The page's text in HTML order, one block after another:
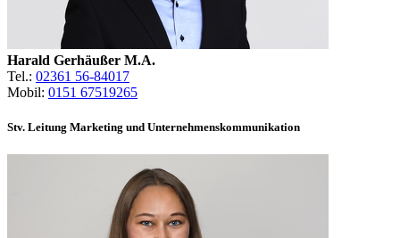
Harald Gerhäußer M.A.
Tel.: 02361 56-84017
Mobil: 0151 67519265
Stv. Leitung Marketing und Unternehmenskommunikation